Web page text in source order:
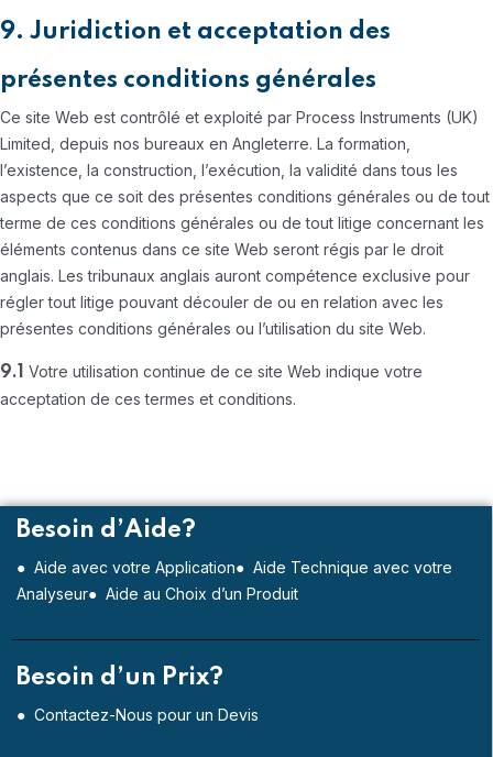
9. Juridiction et acceptation des
présentes conditions générales
Ce site Web est contrôlé et exploité par Process Instruments (UK)
Limited, depuis nos bureaux en Angleterre. La formation,
l’existence, la construction, l’exécution, la validité dans tous les
aspects que ce soit des présentes conditions générales ou de tout
terme de ces conditions générales ou de tout litige concernant les
éléments contenus dans ce site Web seront régis par le droit
anglais. Les tribunaux anglais auront compétence exclusive pour
régler tout litige pouvant découler de ou en relation avec les
présentes conditions générales ou l’utilisation du site Web.
9.1
Votre utilisation continue de ce site Web indique votre
acceptation de ces termes et conditions.
Besoin d’Aide?
● Aide avec votre Application● Aide Technique avec votre
Analyseur● Aide au Choix d’un Produit
Besoin d’un Prix?
● Contactez-Nous pour un Devis